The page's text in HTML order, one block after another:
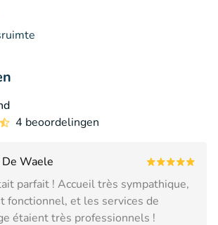
4 beoordelingen
De Waele
parfait ! Accueil très sympathique,
fonctionnel, et les services de
étaient très professionnels !